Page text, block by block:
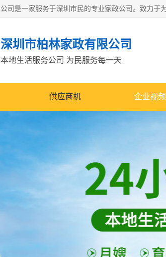
深圳市柏林家政有限公司
本地生活服务公司 为民服务每一天
供应商机 企业视频